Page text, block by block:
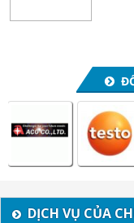
DỊCH VỤ CỦA